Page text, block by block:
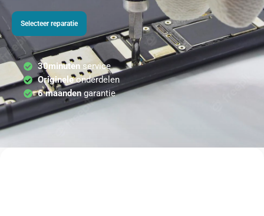
Selecteer reparatie
30minutenservice
Origineleonderdelen
6 maandengarantie